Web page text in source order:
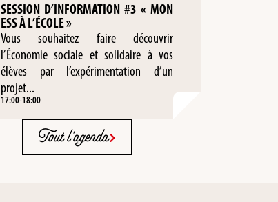
SESSION D’INFORMATION #3 « MON
ESS À L’ÉCOLE »
Vous souhaitez faire découvrir
l’Économie sociale et solidaire à vos
élèves par l’expérimentation d’un
projet...
17:00-18:00
Tout l'agenda